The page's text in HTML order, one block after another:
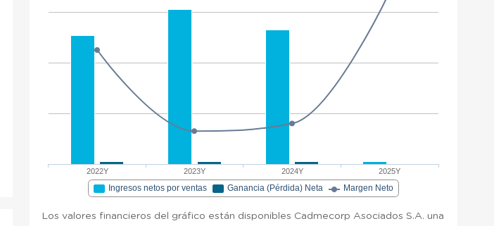
2022Y 2023Y 2024Y 2025Y
Ingresos netos por ventas Ganancia (Pérdida) Neta Margen Neto
Los valores financieros del gráfico están disponibles Cadmecorp Asociados S.A. una